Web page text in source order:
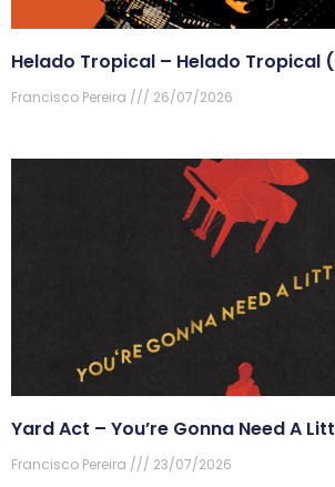
Helado Tropical – Helado Tropical
Francisco Pereira 26/07/2026
Yard Act – You’re Gonna Need A
Francisco Pereira 23/07/2026